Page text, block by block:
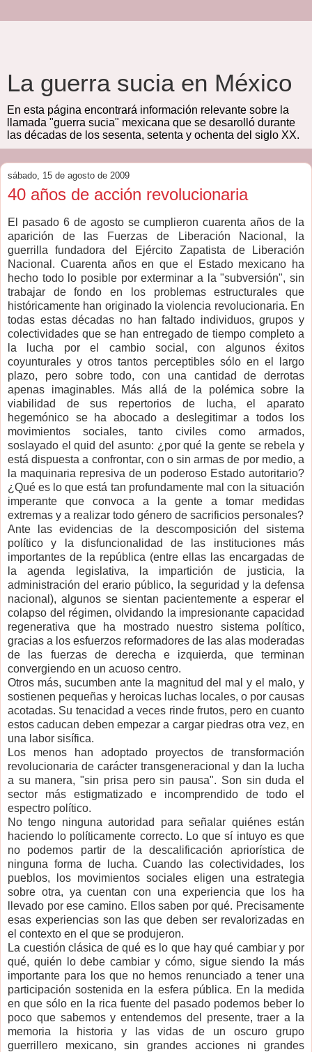
La guerra sucia en México
En esta página encontrará información relevante sobre la
llamada "guerra sucia" mexicana que se desarolló durante
las décadas de los sesenta, setenta y ochenta del siglo XX.
sábado, 15 de agosto de 2009
40 años de acción revolucionaria
El pasado 6 de agosto se cumplieron cuarenta años de la
aparición de las Fuerzas de Liberación Nacional, la
guerrilla fundadora del Ejército Zapatista de Liberación
Nacional. Cuarenta años en que el Estado mexicano ha
hecho todo lo posible por exterminar a la "subversión", sin
trabajar de fondo en los problemas estructurales que
históricamente han originado la violencia revolucionaria. En
todas estas décadas no han faltado individuos, grupos y
colectividades que se han entregado de tiempo completo a
la lucha por el cambio social, con algunos éxitos
coyunturales y otros tantos perceptibles sólo en el largo
plazo, pero sobre todo, con una cantidad de derrotas
apenas imaginables. Más allá de la polémica sobre la
viabilidad de sus repertorios de lucha, el aparato
hegemónico se ha abocado a deslegitimar a todos los
movimientos sociales, tanto civiles como armados,
soslayado el quid del asunto: ¿por qué la gente se rebela y
está dispuesta a confrontar, con o sin armas de por medio, a
la maquinaria represiva de un poderoso Estado autoritario?
¿Qué es lo que está tan profundamente mal con la situación
imperante que convoca a la gente a tomar medidas
extremas y a realizar todo género de sacrificios personales?
Ante las evidencias de la descomposición del sistema
político y la disfuncionalidad de las instituciones más
importantes de la república (entre ellas las encargadas de
la agenda legislativa, la impartición de justicia, la
administración del erario público, la seguridad y la defensa
nacional), algunos se sientan pacientemente a esperar el
colapso del régimen, olvidando la impresionante capacidad
regenerativa que ha mostrado nuestro sistema político,
gracias a los esfuerzos reformadores de las alas moderadas
de las fuerzas de derecha e izquierda, que terminan
convergiendo en un acuoso centro.
Otros más, sucumben ante la magnitud del mal y el malo, y
sostienen pequeñas y heroicas luchas locales, o por causas
acotadas. Su tenacidad a veces rinde frutos, pero en cuanto
estos caducan deben empezar a cargar piedras otra vez, en
una labor sisífica.
Los menos han adoptado proyectos de transformación
revolucionaria de carácter transgeneracional y dan la lucha
a su manera, "sin prisa pero sin pausa". Son sin duda el
sector más estigmatizado e incomprendido de todo el
espectro político.
No tengo ninguna autoridad para señalar quiénes están
haciendo lo políticamente correcto. Lo que sí intuyo es que
no podemos partir de la descalificación apriorística de
ninguna forma de lucha. Cuando las colectividades, los
pueblos, los movimientos sociales eligen una estrategia
sobre otra, ya cuentan con una experiencia que los ha
llevado por ese camino. Ellos saben por qué. Precisamente
esas experiencias son las que deben ser revalorizadas en
el contexto en el que se produjeron.
La cuestión clásica de qué es lo que hay qué cambiar y por
qué, quién lo debe cambiar y cómo, sigue siendo la más
importante para los que no hemos renunciado a tener una
participación sostenida en la esfera pública. En la medida
en que sólo en la rica fuente del pasado podemos beber lo
poco que sabemos y entendemos del presente, traer a la
memoria la historia y las vidas de un oscuro grupo
guerrillero mexicano, sin grandes acciones ni grandes